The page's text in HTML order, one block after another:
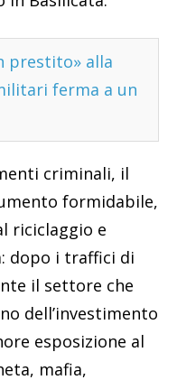
prestito» alla
ferma a un
criminali, il
formidabile,
riciclaggio e
dopo i traffici di
il settore che
dell’investimento
esposizione al
mafia,